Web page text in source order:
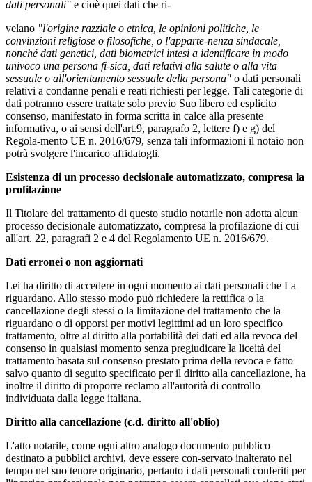
dati personali" e cioè quei dati che ri-
velano "l'origine razziale o etnica, le opinioni politiche, le
convinzioni religiose o filosofiche, o l'apparte-nenza sindacale,
nonché dati genetici, dati biometrici intesi a identificare in modo
univoco una persona fi-sica, dati relativi alla salute o alla vita
sessuale o all'orientamento sessuale della persona" o dati personali
relativi a condanne penali e reati richiesti per legge. Tali categorie di
dati potranno essere trattate solo previo Suo libero ed esplicito
consenso, manifestato in forma scritta in calce alla presente
informativa, o ai sensi dell'art.9, paragrafo 2, lettere f) e g) del
Regola-mento UE n. 2016/679, senza tali informazioni il notaio non
potrà svolgere l'incarico affidatogli.
Esistenza di un processo decisionale automatizzato, compresa la
profilazione
Il Titolare del trattamento di questo studio notarile non adotta alcun
processo decisionale automatizzato, compresa la profilazione di cui
all'art. 22, paragrafi 2 e 4 del Regolamento UE n. 2016/679.
Dati erronei o non aggiornati
Lei ha diritto di accedere in ogni momento ai dati personali che La
riguardano. Allo stesso modo può richiedere la rettifica o la
cancellazione degli stessi o la limitazione del trattamento che la
riguardano o di opporsi per motivi legittimi ad un loro specifico
trattamento, oltre al diritto alla portabilità dei dati ed alla revoca del
consenso in qualsiasi momento senza pregiudicare la liceità del
trattamento basata sul consenso prestato prima della revoca e fatto
salvo quanto di seguito specificato per il diritto alla cancellazione, ha
inoltre il diritto di proporre reclamo all'autorità di controllo
individuata dalla legge italiana.
Diritto alla cancellazione (c.d. diritto all'oblio)
L'atto notarile, come ogni altro analogo documento pubblico
destinato a pubblici archivi, deve essere con-servato inalterato nel
tempo nel suo tenore originario, pertanto i dati personali conferiti per